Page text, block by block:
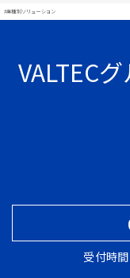
#業種別ソリューション
VALTEC
受付時間